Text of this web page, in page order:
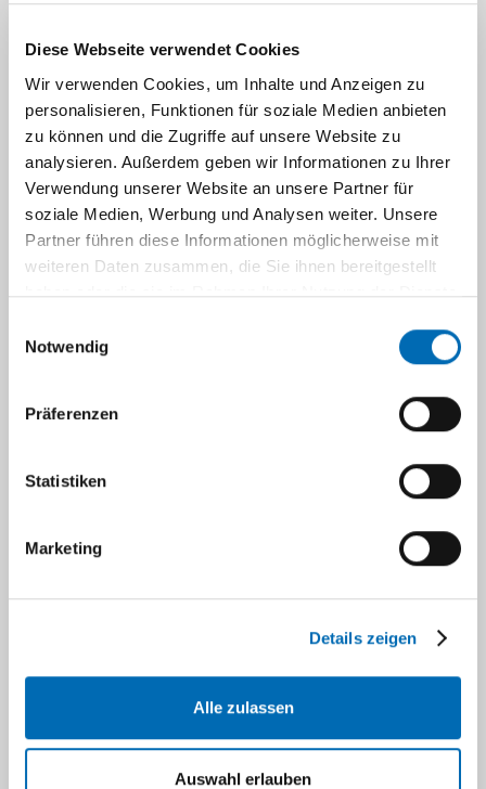
Diese Webseite verwendet Cookies
Wir verwenden Cookies, um Inhalte und Anzeigen zu
personalisieren, Funktionen für soziale Medien anbieten
zu können und die Zugriffe auf unsere Website zu
analysieren. Außerdem geben wir Informationen zu Ihrer
Verwendung unserer Website an unsere Partner für
soziale Medien, Werbung und Analysen weiter. Unsere
Partner führen diese Informationen möglicherweise mit
weiteren Daten zusammen, die Sie ihnen bereitgestellt
haben oder die sie im Rahmen Ihrer Nutzung der Dienste
Notwendig
Präferenzen
Statistiken
Marketing
Details zeigen
Alle zulassen
Auswahl erlauben
Beratung und Betreuung
Neben der Bekämpfung der Krebserkrankung
an sich, ist eine weitergehende Betreuung
ratsam oder notwendig. Dabei wird stets
versucht, auf den Menschen und seine
Bedürfnisse ganz individuell einzugehen.
Außerdem haben wir Adressen von
Selbsthilfegruppen zusammgestellt, die Ihnen
helfen können, mit Menschen in einer
treten.
Patientinnen und Patienten Beratungs- und
Krebsberatungsstelle
Sozialdienst
Humangenetisches Beratungsangebot
Physiotherapie
Fertilitätsprotektion